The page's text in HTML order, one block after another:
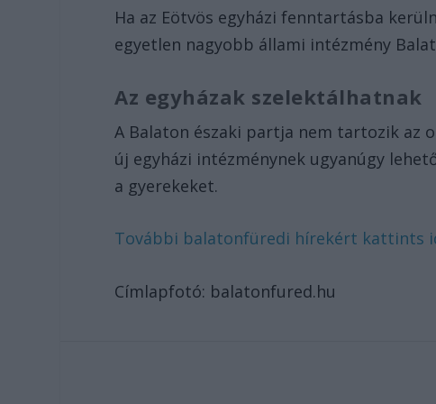
Ha az Eötvös egyházi fenntartásba
egyetlen nagyobb állami intézmény
Az egyházak szelektálhatnak
A Balaton északi partja nem tartozik az
új egyházi intézménynek ugyanúgy
a gyerekeket.
További balatonfüredi hírekért kattints
Címlapfotó: balatonfured.hu